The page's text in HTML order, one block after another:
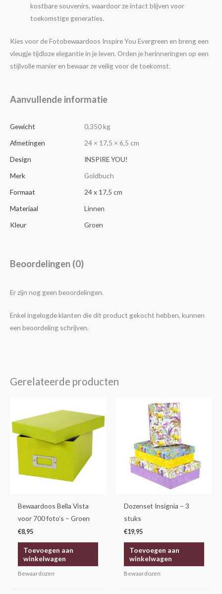
kostbare souvenirs, waardoor ze intact blijven voor
toekomstige generaties.
Kies voor de Fotobewaardoos Inspire You Evergreen en breng een
vleugje tijdloze elegantie in je leven. Orden je herinneringen op een
stijlvolle manier en bewaar ze veilig voor de toekomst.
Aanvullende informatie
Gewicht
0,350 kg
Afmetingen
24 × 17,5 × 6,5 cm
Design
INSPIRE YOU!
Merk
Goldbuch
Formaat
24 x 17,5 cm
Materiaal
Linnen
Kleur
Groen
Beoordelingen (0)
Er zijn nog geen beoordelingen.
Enkel ingelogde klanten die dit product gekocht hebben, kunnen
een beoordeling schrijven.
Gerelateerde producten
Bewaardoos Bella Vista
voor 700 foto’s – Groen
€8,95
Toevoegen aan
winkelwagen
Bewaardozen
Dozenset Insignia – 3
stuks
€19,95
Toevoegen aan
winkelwagen
Bewaardozen